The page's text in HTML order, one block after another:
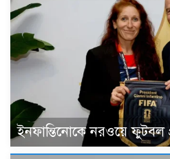
ইনফান্তিনোকে নরওয়ে ফুটবল